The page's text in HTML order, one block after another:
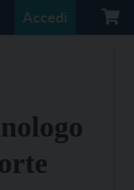
Accedi